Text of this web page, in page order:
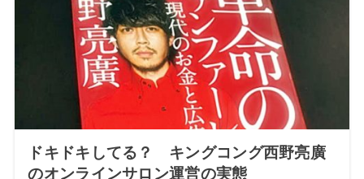
ドキドキしてる？ キングコング西野亮廣
のオンラインサロン運営の実態